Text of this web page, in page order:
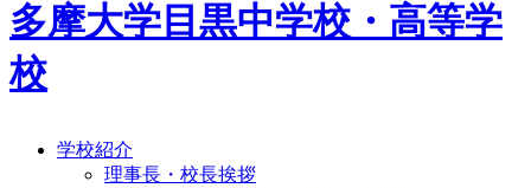
多摩大学目黒中学校・高等学
校
学校紹介
理事長・校長挨拶